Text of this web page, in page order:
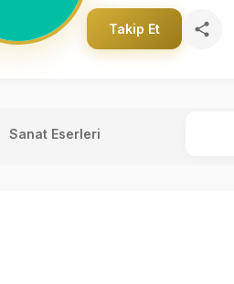
Takip Et
Sanat Eserleri